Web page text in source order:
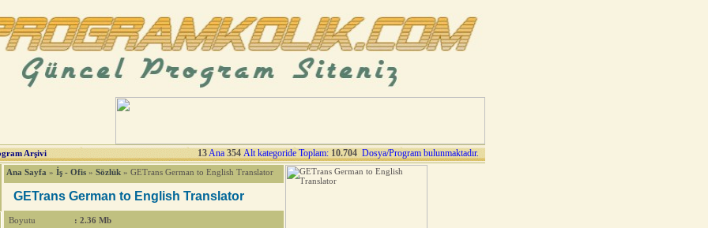
Arşivi 13Ana 354 Alt kategoride Toplam: 10.704 Dosya/Program bulunmaktadır.
Ana Sayfa » İş - Ofis » Sözlük » GETrans German to English Translator
GETrans German to English Translator
Boyutu : 2.36 Mb